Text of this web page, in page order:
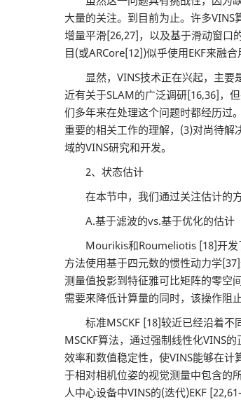
大量的关注。到目前为止。许多
增量平滑[26,27]，以及基于滑动窗口
目(或ARCore[12])似乎使用EKF来融
显然，VINS技术正在兴起，主要
近有关于SLAM的广泛调研[16,36]，
们多年来在处理这个问题时都经历过
重要的相关工作的理解，(3)对尚待
域的VINS研究和开发。
2、状态估计
在本节中，我们通过关注估计的方
A.基于滤波的vs.基于优化的估计
Mourikis和Roumeliotis [18]开发了
方法使用基于四元数的惯性动力学
测量值投影到特征雅可比矩阵的零空
需要来降低计算量的同时，该操作阻
标准MSCKF [18]较近已经沿着不
MSCKF算法，通过强制线性化VINS
效率和数值稳定性，使VINS能够在计
于相对相机位姿的视觉测量中包含的
人中心设备中VINS的(迭代)EKF